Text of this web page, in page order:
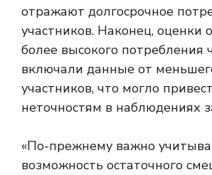
отражают долгосрочное
участников. Наконец, оценки
более высокого потребления
включали данные от
участников, что могло
неточностям в наблюдениях
«По-прежнему важно
возможность остаточного